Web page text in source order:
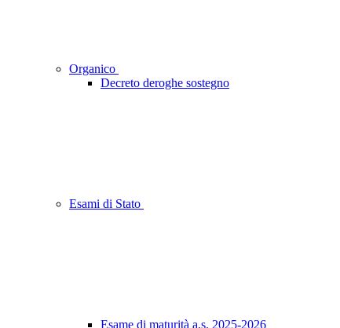
Organico
Decreto deroghe sostegno
Esami di Stato
Esame di maturità a.s. 2025-2026